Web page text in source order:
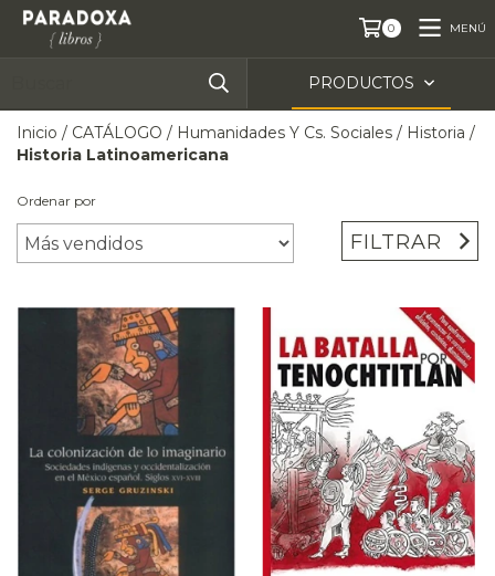
0 MENÚ
PRODUCTOS
Inicio / CATÁLOGO / Humanidades Y Cs. Sociales / Historia /
Historia Latinoamericana
Ordenar por
FILTRAR